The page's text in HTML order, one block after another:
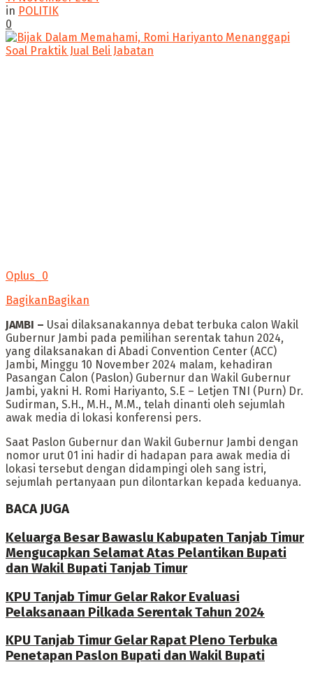
in POLITIK
0
Oplus_0
BagikanBagikan
JAMBI – Usai dilaksanakannya debat terbuka calon Wakil
Gubernur Jambi pada pemilihan serentak tahun 2024,
yang dilaksanakan di Abadi Convention Center (ACC)
Jambi, Minggu 10 November 2024 malam, kehadiran
Pasangan Calon (Paslon) Gubernur dan Wakil Gubernur
Jambi, yakni H. Romi Hariyanto, S.E – Letjen TNI (Purn) Dr.
Sudirman, S.H., M.H., M.M., telah dinanti oleh sejumlah
awak media di lokasi konferensi pers.
Saat Paslon Gubernur dan Wakil Gubernur Jambi dengan
nomor urut 01 ini hadir di hadapan para awak media di
lokasi tersebut dengan didampingi oleh sang istri,
sejumlah pertanyaan pun dilontarkan kepada keduanya.
BACA JUGA
Keluarga Besar Bawaslu Kabupaten Tanjab Timur
Mengucapkan Selamat Atas Pelantikan Bupati
dan Wakil Bupati Tanjab Timur
KPU Tanjab Timur Gelar Rakor Evaluasi
Pelaksanaan Pilkada Serentak Tahun 2024
KPU Tanjab Timur Gelar Rapat Pleno Terbuka
Penetapan Paslon Bupati dan Wakil Bupati